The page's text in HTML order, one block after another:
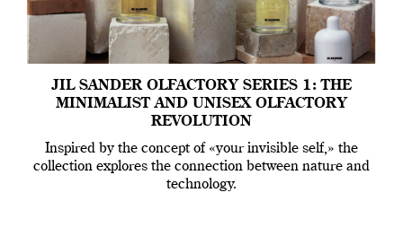
JIL SANDER OLFACTORY SERIES 1: THE
MINIMALIST AND UNISEX OLFACTORY
REVOLUTION
Inspired by the concept of «your invisible self,» the
collection explores the connection between nature and
technology.